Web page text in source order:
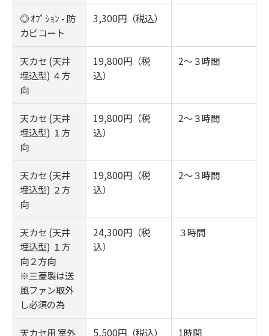
◎ ｵﾌﾟｼｮﾝ - 防
カビコート
3,300円（税込）
天カセ (天井
埋込型) ４方
向
19,800円（税
込）
2～３時間
天カセ (天井
埋込型) １方
向
19,800円（税
込）
2～３時間
天カセ (天井
埋込型) ２方
向
19,800円（税
込）
2～３時間
天カセ (天井
埋込型) １方
向２方向
※三菱製は送
風ファン取外
し必須の為
24,300円（税
込）
３時間
天カセ用 室外 5,500円（税込） 1時間